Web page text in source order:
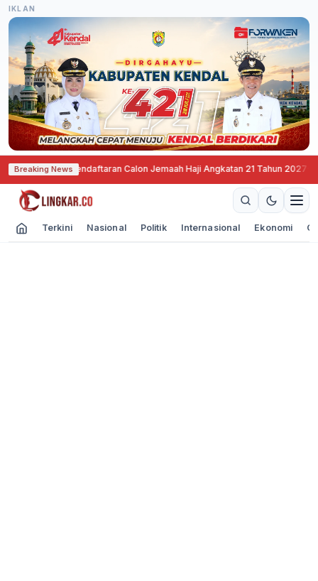
IKLAN
Breaking News
Mulai Buka Pendaftaran Calon Jemaah Haji Angkatan 21 Tahun 2027·
Terkini Nasional Politik Internasional Ekonomi